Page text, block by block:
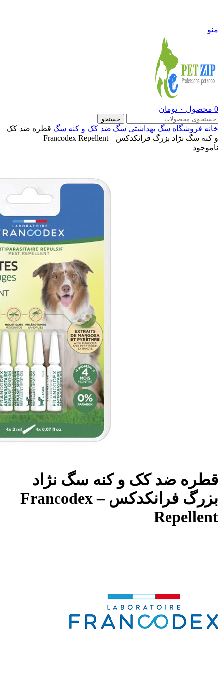
منو
0 محصول ۰ تومان
جستجو
خانه فروشگاه سگ بهداشتی سگ ضد کک و کنه سگ قطره ضد کک
و کنه سگ نژاد بزرگ فرانکدکس – Francodex Repellent
ناموجود
قطره ضد کک و کنه سگ نژاد
بزرگ فرانکدکس – Francodex
Repellent